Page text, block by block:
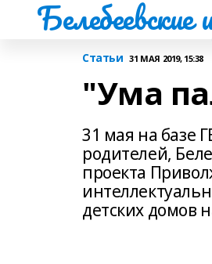
Белебеевские
Статьи 31 МАЯ 2019, 15:38
"Ума
31 мая на базе
родителей,
проекта
детских домов